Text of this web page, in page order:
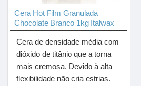
Cera Hot Film Granulada
Chocolate Branco 1kg Italwax
Cera de densidade média com
dióxido de titânio que a torna
mais cremosa. Devido à alta
flexibilidade não cria estrias.